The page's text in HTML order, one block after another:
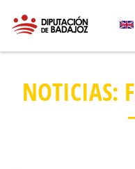
NOTICIAS: